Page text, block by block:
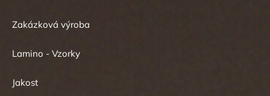
Zakázková výroba
Lamino - Vzorky
Jakost